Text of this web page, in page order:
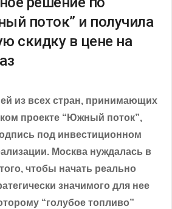
поток” и получила
скидку в цене на
из всех стран, принимающих
проекте “Южный поток”,
под инвестиционном
Москва нуждалась в
чтобы начать реально
значимого для нее
“голубое топливо”